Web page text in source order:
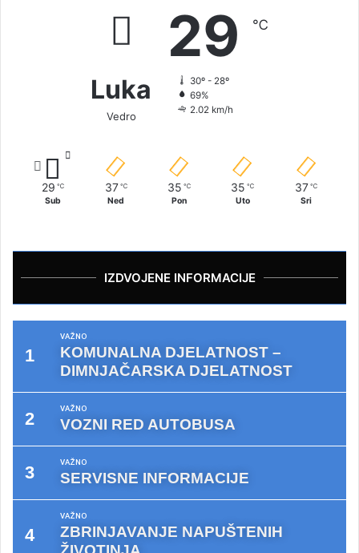
Luka
Vedro
29 ℃
30º - 28º
69%
2.02 km/h
29 ℃
Sub
37 ℃
Ned
35 ℃
Pon
35 ℃
Uto
37 ℃
Sri
IZDVOJENE INFORMACIJE
VAŽNO
KOMUNALNA DJELATNOST –
DIMNJAČARSKA DJELATNOST
VAŽNO
VOZNI RED AUTOBUSA
VAŽNO
SERVISNE INFORMACIJE
VAŽNO
ZBRINJAVANJE NAPUŠTENIH